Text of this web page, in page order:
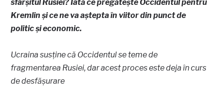
sfârșitul Rusiei? Iată ce pregătește Occidentul pentru
Kremlin și ce ne va aștepta în viitor din punct de
politic și economic.
Ucraina susține că Occidentul se teme de
fragmentarea Rusiei, dar acest proces este deja în curs
de desfășurare